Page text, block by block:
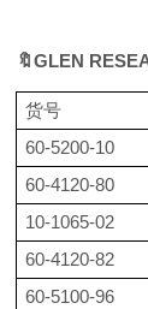
🔖GLEN
货号
60-5200-10
60-4120-80
10-1065-02
60-4120-82
60-5100-96